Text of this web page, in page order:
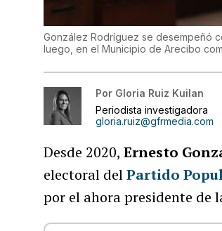
González Rodríguez se desempeñó
luego, en el Municipio de Arecibo
Por Gloria Ruiz Kuilan
Periodista investigadora
gloria.ruiz@gfrmedia.com
Desde 2020,Ernesto
electoral delPartido
por el ahora presidente de